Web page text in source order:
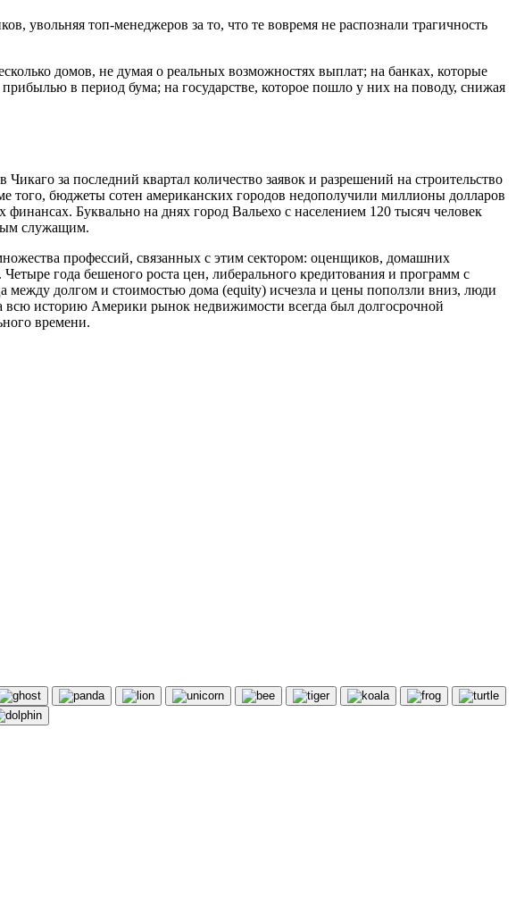
топ-менеджеров за то, что те вовремя не распознали трагичность
домов, не думая о реальных возможностях выплат; на банках, которые
в период бума; на государстве, которое пошло у них на поводу, снижая
за последний квартал количество заявок и разрешений на строительство
того, бюджеты сотен американских городов недополучили миллионы долларов
Буквально на днях город Вальехо с населением 120 тысяч человек
служащим.
профессий, связанных с этим сектором: оценщиков, домашних
года бешеного роста цен, либерального кредитования и программ с
долгом и стоимостью дома (equity) исчезла и цены поползли вниз, люди
всю историю Америки рынок недвижимости всегда был долгосрочной
времени.